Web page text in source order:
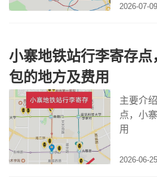
2026-07-09
小寨地铁站行李寄存
包的地方及费用
主要介
点，小
用
2026-06-25